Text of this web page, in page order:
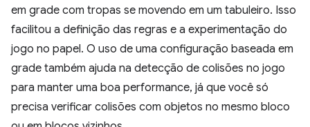
em grade com tropas se movendo em um tabuleiro. Isso
facilitou a definição das regras e a experimentação do
jogo no papel. O uso de uma configuração baseada em
grade também ajuda na detecção de colisões no jogo
para manter uma boa performance, já que você só
precisa verificar colisões com objetos no mesmo bloco